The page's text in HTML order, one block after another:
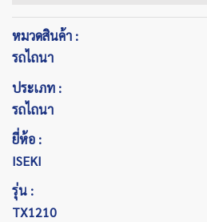
หมวดสินค้า :
รถไถนา
ประเภท :
รถไถนา
ยี่ห้อ :
ISEKI
รุ่น :
TX1210